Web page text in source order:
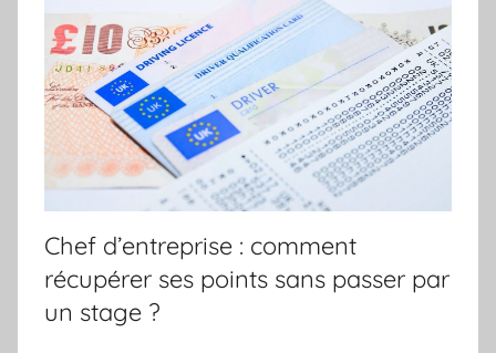
Chef d’entreprise : comment
récupérer ses points sans passer par
un stage ?